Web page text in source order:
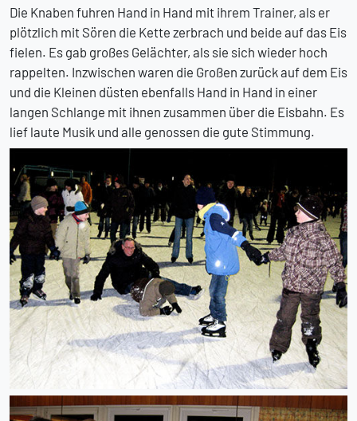
Die Knaben fuhren Hand in Hand mit ihrem Trainer, als er
plötzlich mit Sören die Kette zerbrach und beide auf das Eis
fielen. Es gab großes Gelächter, als sie sich wieder hoch
rappelten. Inzwischen waren die Großen zurück auf dem Eis
und die Kleinen düsten ebenfalls Hand in Hand in einer
langen Schlange mit ihnen zusammen über die Eisbahn. Es
lief laute Musik und alle genossen die gute Stimmung.